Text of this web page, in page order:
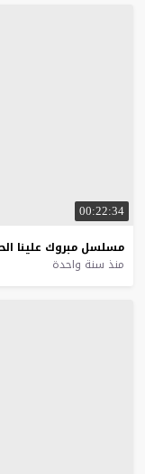
00:22:34
مسلسل مبروك علينا
منذ سنة واحدة